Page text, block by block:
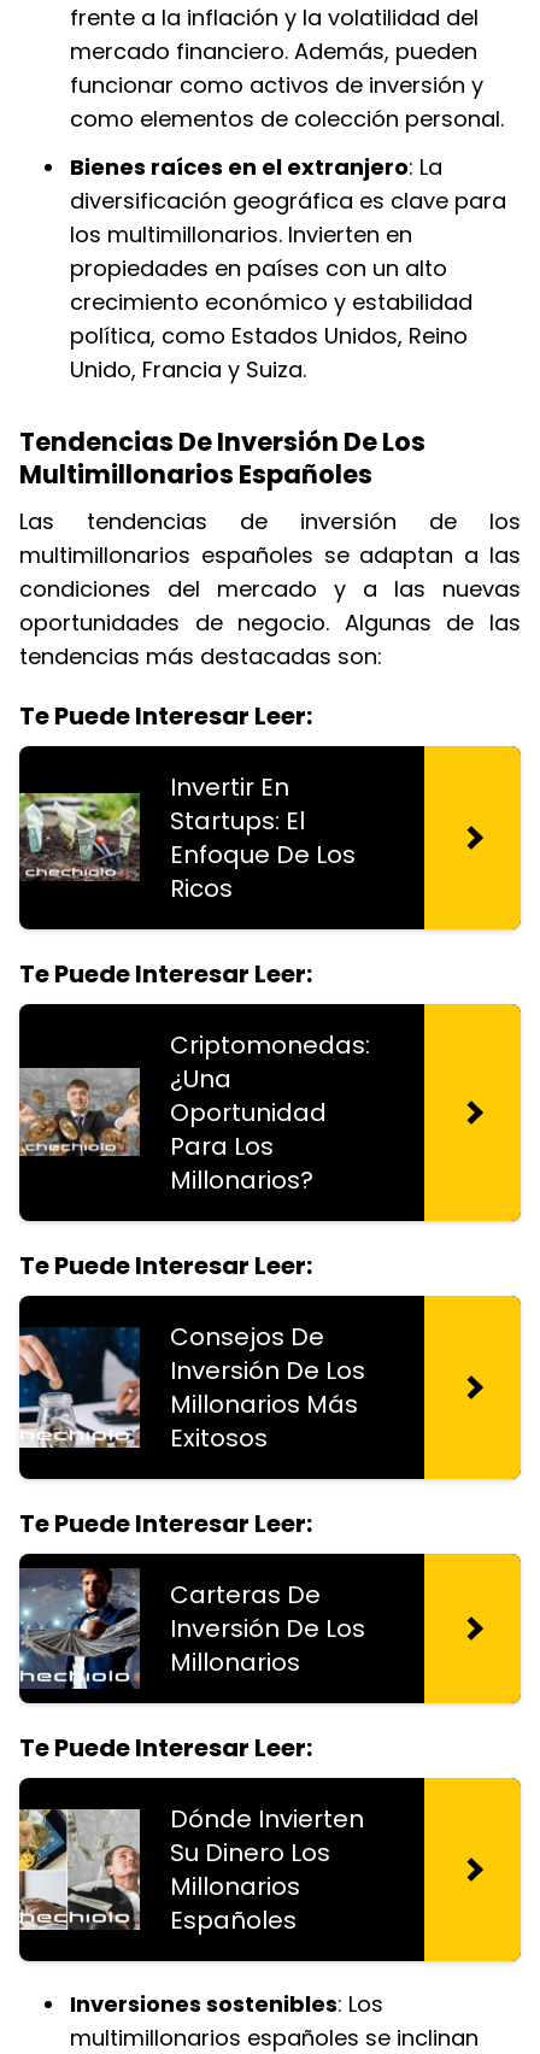
frente a la inflación y la volatilidad del
mercado financiero. Además, pueden
funcionar como activos de inversión y
como elementos de colección personal.
Bienes raíces en el extranjero: La
diversificación geográfica es clave para
los multimillonarios. Invierten en
propiedades en países con un alto
crecimiento económico y estabilidad
política, como Estados Unidos, Reino
Unido, Francia y Suiza.
Tendencias De Inversión De Los
Multimillonarios Españoles
Las tendencias de inversión de los
multimillonarios españoles se adaptan a las
condiciones del mercado y a las nuevas
oportunidades de negocio. Algunas de las
tendencias más destacadas son:
Te Puede Interesar Leer:
Invertir En
Startups: El
Enfoque De Los
Ricos
Te Puede Interesar Leer:
Criptomonedas:
¿Una
Oportunidad
Para Los
Millonarios?
Te Puede Interesar Leer:
Consejos De
Inversión De Los
Millonarios Más
Exitosos
Te Puede Interesar Leer:
Carteras De
Inversión De Los
Millonarios
Te Puede Interesar Leer:
Dónde Invierten
Su Dinero Los
Millonarios
Españoles
Inversiones sostenibles: Los
multimillonarios españoles se inclinan